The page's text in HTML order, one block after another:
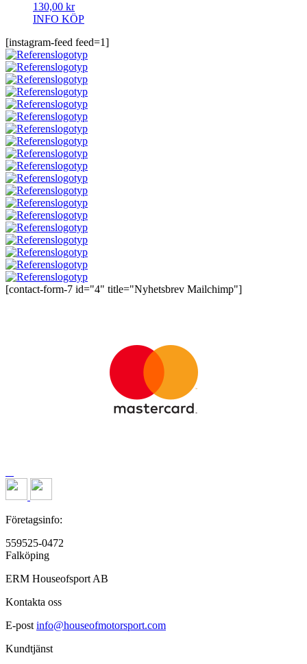
130,00 kr
INFO KÖP
[instagram-feed feed=1]
[contact-form-7 id="4" title="Nyhetsbrev Mailchimp"]
Företagsinfo:
559525-0472
Falköping
ERM Houseofsport AB
Kontakta oss
E-post info@houseofmotorsport.com
Kundtjänst